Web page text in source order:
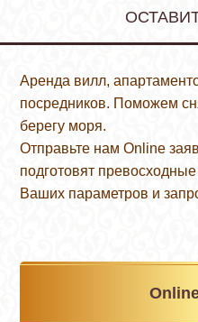
Аренда вилл,
посредников. Поможем
берегу моря.
Отправьте нам Online
подготовят
Ваших параметров и